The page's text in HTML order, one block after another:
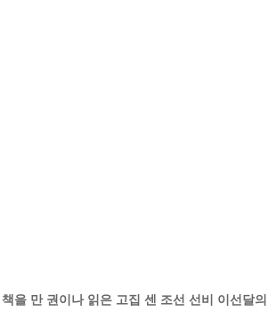
을 만 권이나 읽은 고집 센 조선 선비 이선달